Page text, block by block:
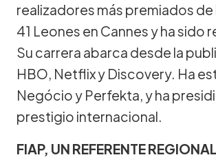
realizadores más premiados
41 Leones en Cannes y ha
Su carrera abarca desde la
HBO, Netflix y Discovery. Ha
Negócio y Perfekta, y ha
prestigio internacional.
FIAP, UN REFERENTE